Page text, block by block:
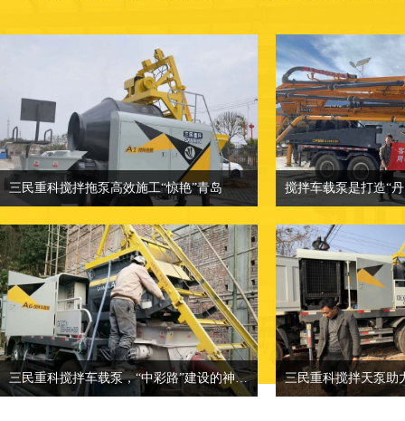
三民重科搅拌拖泵高效施工“惊艳”青岛
三民重科搅拌拖泵高效施工“惊艳”青岛
相关介绍：小型混凝土泵车-混凝土输送
泵厂家
价格面议：小型混凝土泵车价格
地点：客户产品案例分类
相关介绍：小型混
价格面议：也可来
地点：客户产品案
三民重科搅拌车载泵，“中彩路”建设的神秘武器 三民重科搅拌天泵助